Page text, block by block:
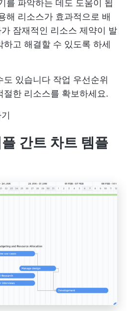
를 파악하는 데도 도움이 됩
해 리소스가 효과적으로 배
잠재적인 리소스 제약이 발
고 해결할 수 있도록 하세
도 있습니다 작업 우선순위
절한 리소스를 확보하세요.
간트 차트 템플